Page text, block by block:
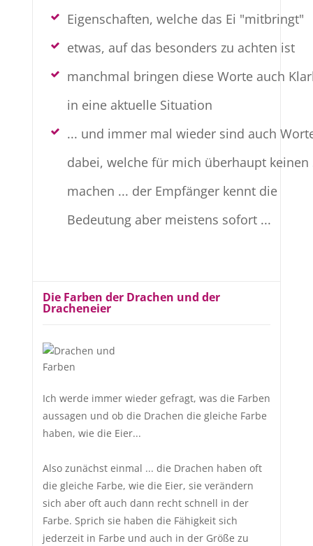
Eigenschaften, welche das Ei "mitbringt"
etwas, auf das besonders zu achten ist
manchmal bringen diese Worte auch
in eine aktuelle Situation
... und immer mal wieder sind auch
dabei, welche für mich überhaupt keinen
machen ... der Empfänger kennt die
Bedeutung aber meistens sofort ...
Die Farben der Drachen und der
Dracheneier
Ich werde immer wieder gefragt, was die Farben
aussagen und ob die Drachen die gleiche Farbe
haben, wie die Eier...
Also zunächst einmal ... die Drachen haben oft
die gleiche Farbe, wie die Eier, sie verändern
sich aber oft auch dann recht schnell in der
Farbe. Sprich sie haben die Fähigkeit sich
jederzeit in Farbe und auch in der Größe zu